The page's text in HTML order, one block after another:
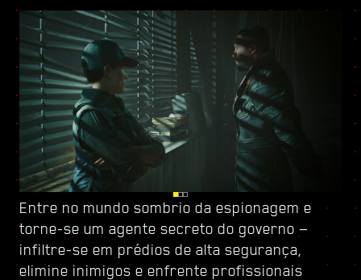
Entre no mundo sombrio da espionagem e
torne-se um agente secreto do governo —
infiltre-se em prédios de alta segurança,
elimine inimigos e enfrente profissionais
Fique de olhos abertos em Dogtown, ruínas de
uma cidade dentro da cidade, governada por
uma milícia pronta para atirar. Suas
estruturas frágeis guardam segredos e
Fortaleça-se com
uma nova árvore de habilidades e crie um
estilo de jogo único — use todas as novas
armas e cibernéticas à sua disposição para